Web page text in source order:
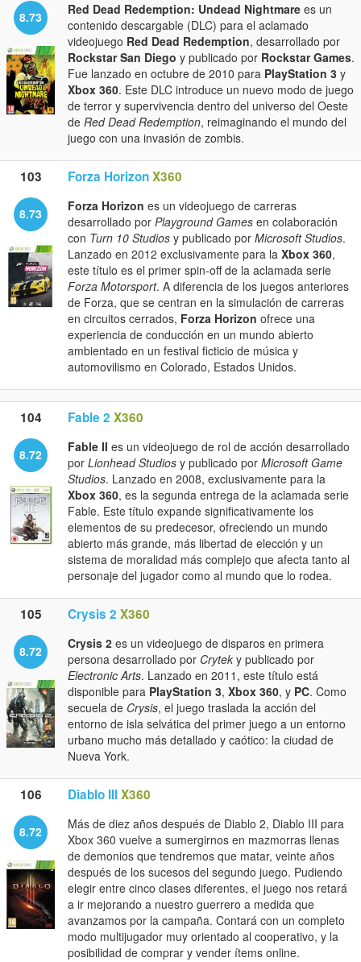
8.73 Red Dead Redemption: Undead Nightmare es un
contenido descargable (DLC) para el aclamado
videojuego Red Dead Redemption, desarrollado por
Rockstar San Diego y publicado por Rockstar Games.
Fue lanzado en octubre de 2010 para PlayStation 3 y
Xbox 360. Este DLC introduce un nuevo modo de juego
de terror y supervivencia dentro del universo del Oeste
de Red Dead Redemption, reimaginando el mundo del
juego con una invasión de zombis.
103 Forza HorizonX360
8.73 Forza Horizon es un videojuego de carreras
desarrollado por Playground Games en colaboración
con Turn 10 Studios y publicado por Microsoft Studios.
Lanzado en 2012 exclusivamente para la Xbox 360,
este título es el primer spin-off de la aclamada serie
Forza Motorsport. A diferencia de los juegos anteriores
de Forza, que se centran en la simulación de carreras
en circuitos cerrados, Forza Horizon ofrece una
experiencia de conducción en un mundo abierto
ambientado en un festival ficticio de música y
automovilismo en Colorado, Estados Unidos.
104 Fable 2 X360
8.72 Fable II es un videojuego de rol de acción desarrollado
por Lionhead Studios y publicado por Microsoft Game
Studios. Lanzado en 2008, exclusivamente para la
Xbox 360, es la segunda entrega de la aclamada serie
Fable. Este título expande significativamente los
elementos de su predecesor, ofreciendo un mundo
abierto más grande, más libertad de elección y un
sistema de moralidad más complejo que afecta tanto al
personaje del jugador como al mundo que lo rodea.
105 Crysis 2 X360
8.72 Crysis 2 es un videojuego de disparos en primera
persona desarrollado por Crytek y publicado por
Electronic Arts. Lanzado en 2011, este título está
disponible para PlayStation 3, Xbox 360, y PC. Como
secuela de Crysis, el juego traslada la acción del
entorno de isla selvática del primer juego a un entorno
urbano mucho más detallado y caótico: la ciudad de
Nueva York.
106 Diablo IIIX360
8.72
Más de diez años después de Diablo 2, Diablo III para
Xbox 360 vuelve a sumergirnos en mazmorras llenas
de demonios que tendremos que matar, veinte años
después de los sucesos del segundo juego. Pudiendo
elegir entre cinco clases diferentes, el juego nos retará
a ir mejorando a nuestro guerrero a medida que
avanzamos por la campaña. Contará con un completo
modo multijugador muy orientado al cooperativo, y la
posibilidad de comprar y vender ítems online.